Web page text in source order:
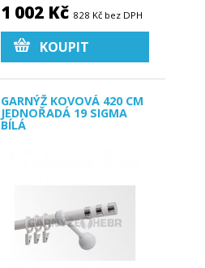
1 002 Kč 828 Kč bez DPH
KOUPIT
GARNÝŽ KOVOVÁ 420 CM
JEDNOŘADÁ 19 SIGMA
BÍLÁ